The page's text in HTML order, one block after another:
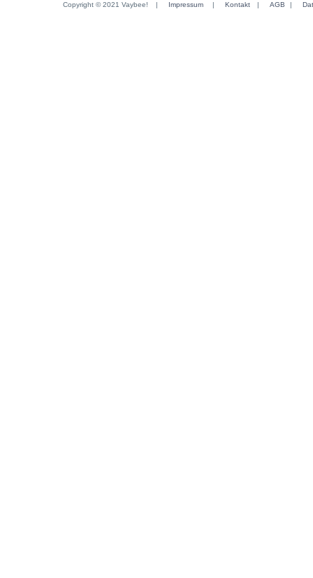
Copyright © 2021 Vaybee! | Impressum | Kontakt | AGB |